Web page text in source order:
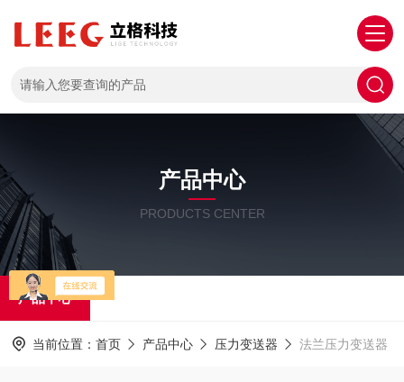
产品中心
PRODUCTS CENTER
产品中心
当前位置： 首页 产品中心 压力变送器 法兰压力变送器